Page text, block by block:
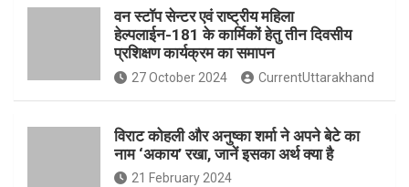
वन स्टॉप सेन्टर एवं राष्ट्रीय महिला
हेल्पलाईन-181 के कार्मिकों हेतु तीन दिवसीय
प्रशिक्षण कार्यक्रम का समापन
27 October 2024 CurrentUttarakhand
विराट कोहली और अनुष्का शर्मा ने अपने बेटे का
नाम ‘अकाय’ रखा, जानें इसका अर्थ क्‍या है
21 February 2024